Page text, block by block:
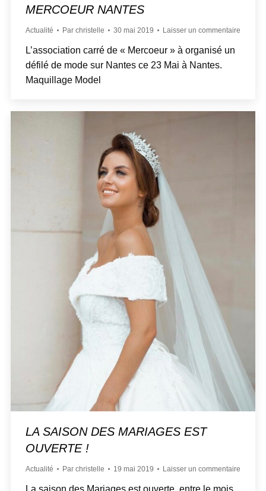
MERCOEUR NANTES
Actualité Par christelle 30 mai 2019 Laisser un commentaire
L’association carré de « Mercoeur » à organisé un
défilé de mode sur Nantes ce 23 Mai à Nantes.
Maquillage Model
LA SAISON DES MARIAGES EST
OUVERTE !
Actualité Par christelle 19 mai 2019 Laisser un commentaire